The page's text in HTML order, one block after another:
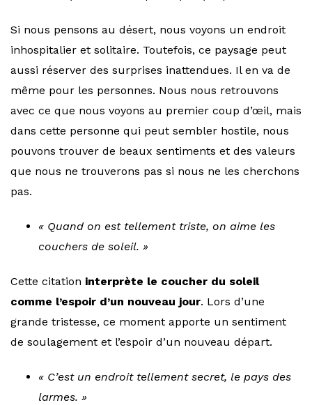
Si nous pensons au désert, nous voyons un endroit
inhospitalier et solitaire. Toutefois, ce paysage peut
aussi réserver des surprises inattendues. Il en va de
même pour les personnes. Nous nous retrouvons
avec ce que nous voyons au premier coup d’œil, mais
dans cette personne qui peut sembler hostile, nous
pouvons trouver de beaux sentiments et des valeurs
que nous ne trouverons pas si nous ne les cherchons
pas.
« Quand on est tellement triste, on aime les
couchers de soleil. »
Cette citation interprète le coucher du soleil
comme l’espoir d’un nouveau jour. Lors d’une
grande tristesse, ce moment apporte un sentiment
de soulagement et l’espoir d’un nouveau départ.
« C’est un endroit tellement secret, le pays des
larmes. »